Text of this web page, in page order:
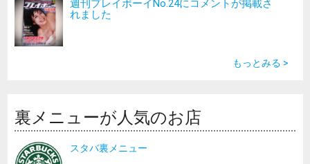
週刊プレイボーイNo.24にコメントが掲載さ
れました
もっとみる >
裏メニューが人気のお店
スタバ裏メニュー